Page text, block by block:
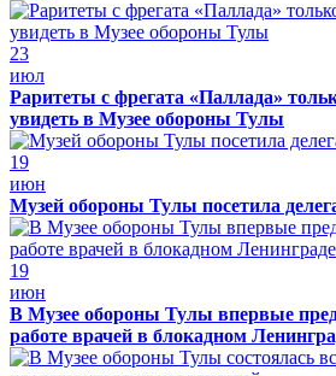
23
июл
Раритеты с фрегата «Паллада»
увидеть в Музее обороны Тулы
19
июн
Музей обороны Тулы посетила
19
июн
В Музее обороны Тулы впервые
работе врачей в блокадном